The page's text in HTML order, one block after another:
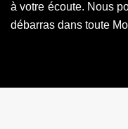
à votre écoute. Nous
débarras dans toute